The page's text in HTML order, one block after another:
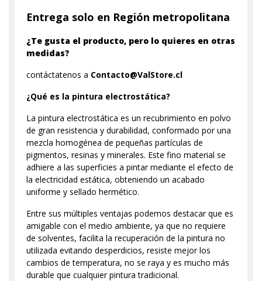
Entrega solo en Región metropolitana
¿Te gusta el producto, pero lo quieres en otras
medidas?
contáctatenos a Contacto@ValStore.cl
¿Qué es la pintura electrostática?
La pintura electrostática es un recubrimiento en polvo
de gran resistencia y durabilidad, conformado por una
mezcla homogénea de pequeñas partículas de
pigmentos, resinas y minerales. Este fino material se
adhiere a las superficies a pintar mediante el efecto de
la electricidad estática, obteniendo un acabado
uniforme y sellado hermético.
Entre sus múltiples ventajas podemos destacar que es
amigable con el medio ambiente, ya que no requiere
de solventes, facilita la recuperación de la pintura no
utilizada evitando desperdicios, resiste mejor los
cambios de temperatura, no se raya y es mucho más
durable que cualquier pintura tradicional.